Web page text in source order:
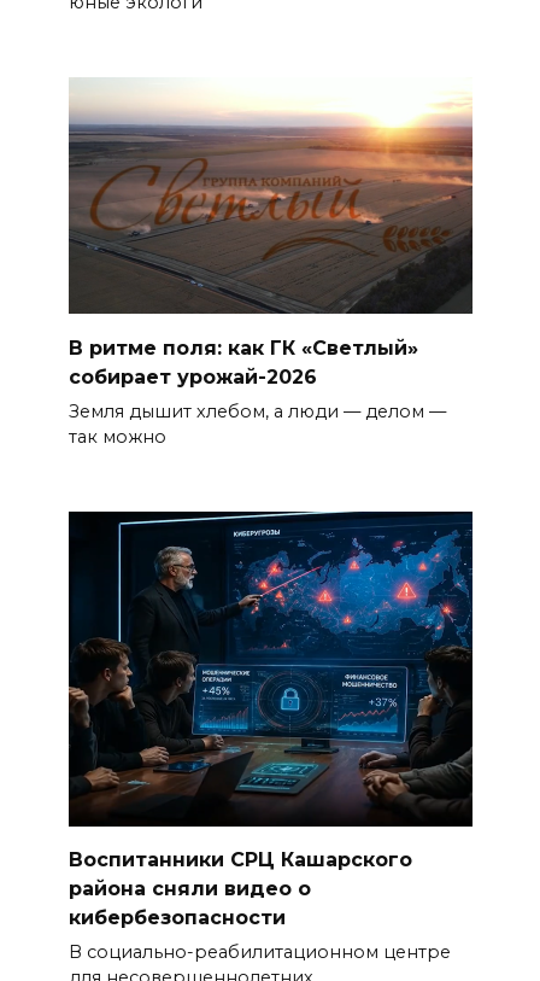
В ритме поля: как ГК «Светлый»
собирает урожай-2026
Земля дышит хлебом, а люди — делом —
так можно
Воспитанники СРЦ Кашарского
района сняли видео о
кибербезопасности
В социально-реабилитационном центре